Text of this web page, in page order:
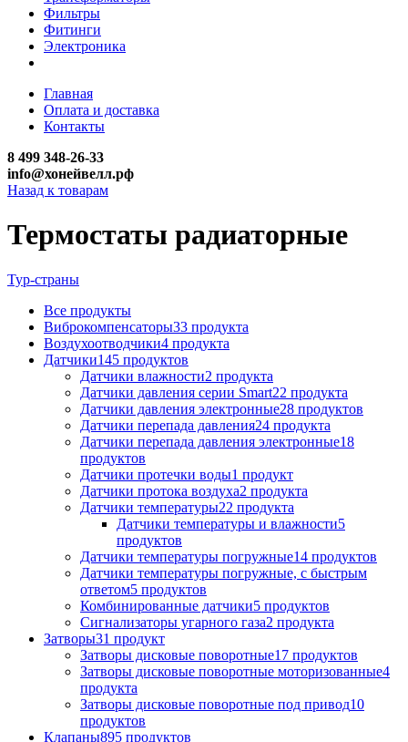
Фильтры
Фитинги
Электроника
Главная
Оплата и доставка
Контакты
8 499 348-26-33
info@хонейвелл.рф
Назад к товарам
Термостаты радиаторные
Тур-страны
Все продукты
Виброкомпенсаторы33 продукта
Воздухоотводчики4 продукта
Датчики145 продуктов
Датчики влажности2 продукта
Датчики давления серии Smart22 продукта
Датчики давления электронные28 продуктов
Датчики перепада давления24 продукта
Датчики перепада давления электронные18
продуктов
Датчики протечки воды1 продукт
Датчики протока воздуха2 продукта
Датчики температуры22 продукта
Датчики температуры и влажности5
продуктов
Датчики температуры погружные14 продуктов
Датчики температуры погружные, с быстрым
ответом5 продуктов
Комбинированные датчики5 продуктов
Сигнализаторы угарного газа2 продукта
Затворы31 продукт
Затворы дисковые поворотные17 продуктов
Затворы дисковые поворотные моторизованные4
продукта
Затворы дисковые поворотные под привод10
продуктов
Клапаны895 продуктов